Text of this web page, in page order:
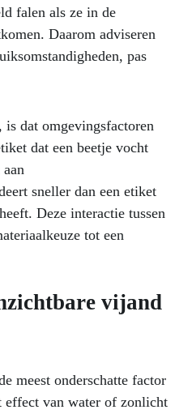
falen als ze in de
Daarom adviseren
pas
is dat omgevingsfactoren
dat een beetje vocht
sneller dan een etiket
Deze interactie tussen
tot een
vijand
meest onderschatte factor
van water of zonlicht